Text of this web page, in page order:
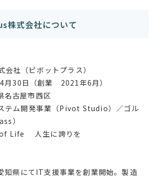
株式会社について
社（ピボットプラス）
30日（創業 2021年6月）
古屋市西区
ム開発事業（Pivot Studio）／ゴル
）
Life 人生に誇りを
県にてIT支援事業を創業開始。製造